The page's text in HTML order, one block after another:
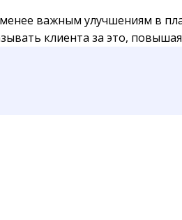
важным улучшениям в
клиента за это,